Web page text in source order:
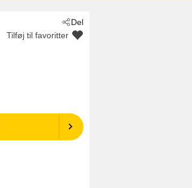
Del
Tilføj til favoritter